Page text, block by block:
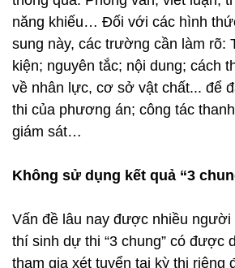
năng khiếu… Đối với các hình
sung này, các trường cần làm rõ:
kiện; nguyên tắc; nội dung; cách
về nhân lực, cơ sở vật chất... để
thi của phương án; công tác
giám sát…
Không sử dụng kết quả “3
Vấn đề lâu nay được nhiều người
thí sinh dự thi “3 chung” có được
tham gia xét tuyển tại kỳ thi riêng